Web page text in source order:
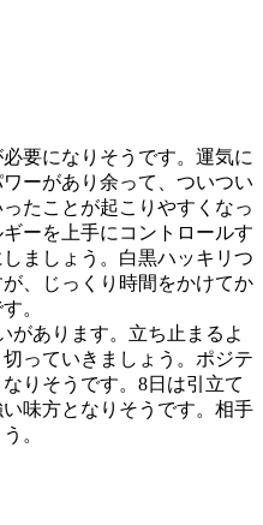
要になりそうです。運気に
ーがあり余って、ついつい
たことが起こりやすくなっ
ーを上手にコントロールす
ましょう。白黒ハッキリつ
、じっくり時間をかけてか
。
があります。立ち止まるよ
っていきましょう。ポジテ
りそうです。8日は引立て
味方となりそうです。相手
。